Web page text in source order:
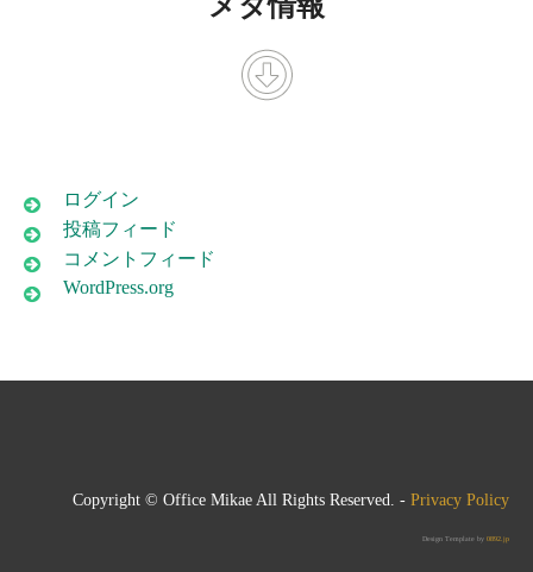
ログイン
投稿フィード
コメントフィード
WordPress.org
Copyright © Office Mikae All Rights Reserved. - Privacy Policy
Design Template by 0892.jp